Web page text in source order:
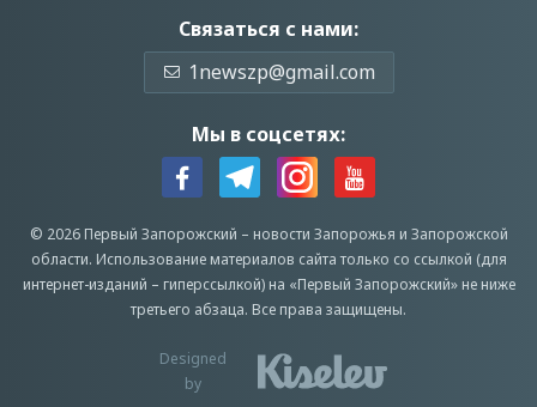
Связаться с нами:
1newszp@gmail.com
Мы в соцсетях:
© 2026 Первый Запорожский – новости Запорожья и Запорожской
области. Использование материалов сайта только со ссылкой (для
интернет-изданий – гиперссылкой) на «Первый Запорожский» не ниже
третьего абзаца. Все права защищены.
Designed
by